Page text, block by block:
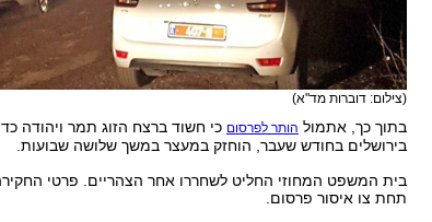
(צילום: דוברות מד"א)
בתוך כך, אתמול הותר לפרסום כי חשוד ברצח הזוג תמר ויהודה
בירושלים בחודש שעבר, הוחזק במעצר במשך שלושה שבועות.
בית המשפט המחוזי החליט לשחררו אחר הצהריים. פרטי
תחת צו איסור פרסום.